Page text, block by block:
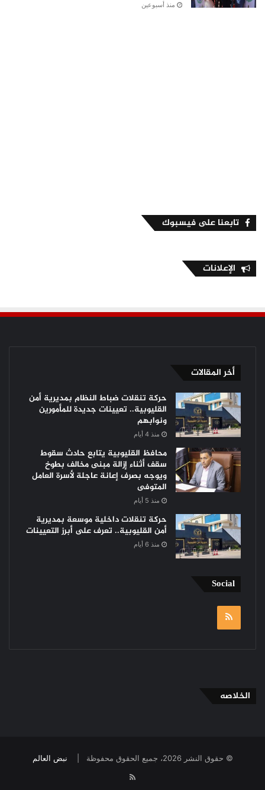
منذ أسبوعين
تابعنا على فيسبوك
الإعلانات
أخر المقالات
حركة تنقلات ضباط النظام بمديرية أمن
القليوبية.. تعيينات جديدة للمأمورين
ونوابهم
منذ 4 أيام
محافظ القليوبية يتابع حادث سقوط
سقف أثناء إزالة مبنى مخالف بطوخ
ويوجه بصرف إعانة عاجلة لأسرة العامل
المتوفى
منذ 5 أيام
حركة تنقلات داخلية موسعة بمديرية
أمن القليوبية.. تعرف على أبرز التعيينات
منذ 6 أيام
Social
RSS
الخلاصه
© حقوق النشر 2026، جميع الحقوق محفوظة |
نبض العالم
RSS